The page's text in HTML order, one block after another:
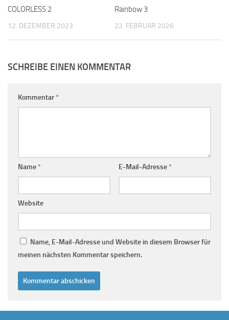
COLORLESS 2
12. DEZEMBER 2023
Rainbow 3
22. FEBRUAR 2026
SCHREIBE EINEN KOMMENTAR
Kommentar*
Name* E-Mail-Adresse*
Website
Name, E-Mail-Adresse und Website in diesem Browser für
meinen nächsten Kommentar speichern.